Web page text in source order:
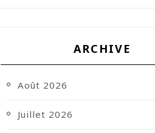
ARCHIVE
Août 2026
Juillet 2026